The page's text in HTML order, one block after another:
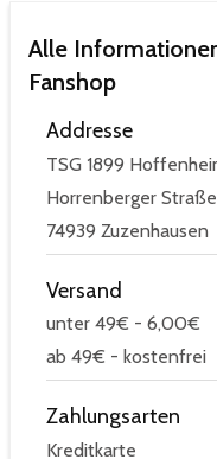
Alle
Fanshop
Addresse
TSG 1899
Horrenberger
74939 Zuzenhausen
Versand
unter 49€ - 6,00€
ab 49€ - kostenfrei
Zahlungsarten
Kreditkarte